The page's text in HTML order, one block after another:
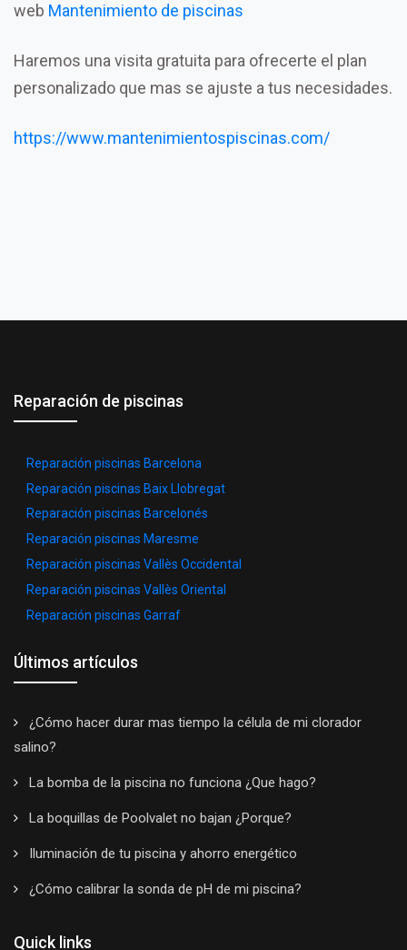
web Mantenimiento de piscinas
Haremos una visita gratuita para ofrecerte el plan
personalizado que mas se ajuste a tus necesidades.
https://www.mantenimientospiscinas.com/
Reparación de piscinas
Reparación piscinas Barcelona
Reparación piscinas Baix Llobregat
Reparación piscinas Barcelonés
Reparación piscinas Maresme
Reparación piscinas Vallès Occidental
Reparación piscinas Vallès Oriental
Reparación piscinas Garraf
Últimos artículos
¿Cómo hacer durar mas tiempo la célula de mi clorador
salino?
La bomba de la piscina no funciona ¿Que hago?
La boquillas de Poolvalet no bajan ¿Porque?
Iluminación de tu piscina y ahorro energético
¿Cómo calibrar la sonda de pH de mi piscina?
Quick links